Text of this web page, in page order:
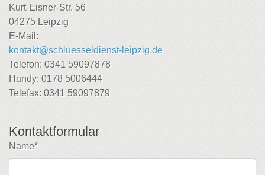
Kurt-Eisner-Str. 56
04275 Leipzig
E-Mail:
kontakt@schluesseldienst-leipzig.de
Telefon: 0341 59097878
Handy: 0178 5006444
Telefax: 0341 59097879
Kontaktformular
Name*